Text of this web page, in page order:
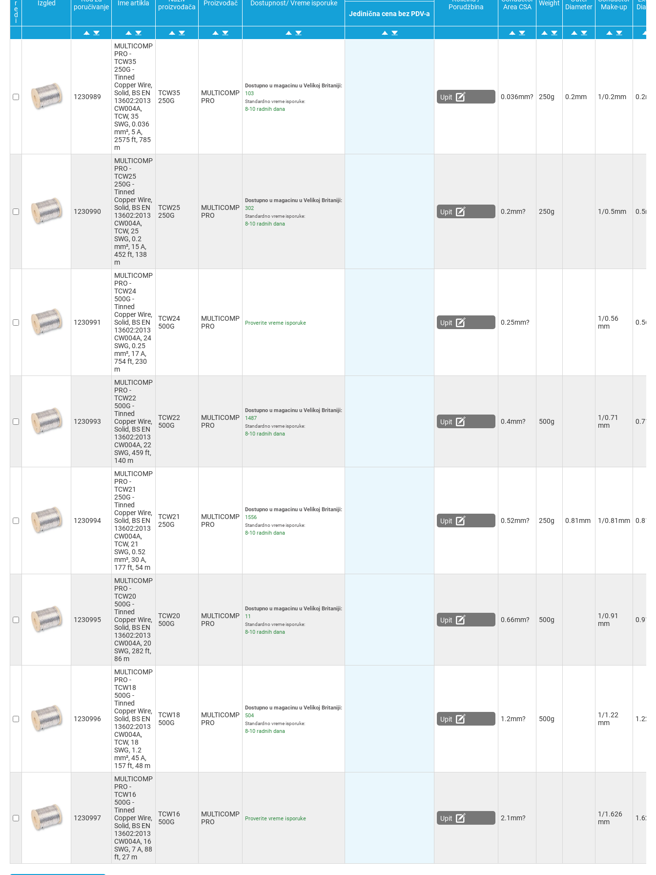
r
e
d
i
Izgled
poručivanje
Ime artikla
proizvođača
Proizvođač Dostupnost/ Vreme isporuke
Porudžbina
Area CSA
Weight
Diameter
Make-up
Jedinična cena bez PDV-a
1230989
MULTICOMP
PRO -
TCW35
250G -
Tinned
Copper Wire,
Solid, BS EN
13602:2013
CW004A,
TCW, 35
SWG, 0.036
mm², 5 A,
2575 ft, 785
m
TCW35
250G
MULTICOMP
PRO
Dostupno u magacinu u Velikoj Britaniji:
103
Standardno vreme isporuke:
8-10 radnih dana
Upit 0.036mm? 250g 0.2mm 1/0.2mm
1230990
MULTICOMP
PRO -
TCW25
250G -
Tinned
Copper Wire,
Solid, BS EN
13602:2013
CW004A,
TCW, 25
SWG, 0.2
mm², 15 A,
452 ft, 138
m
TCW25
250G
MULTICOMP
PRO
Dostupno u magacinu u Velikoj Britaniji:
302
Standardno vreme isporuke:
8-10 radnih dana
Upit 0.2mm? 250g 1/0.5mm
1230991
MULTICOMP
PRO -
TCW24
500G -
Tinned
Copper Wire,
Solid, BS EN
13602:2013
CW004A, 24
SWG, 0.25
mm², 17 A,
754 ft, 230
m
TCW24
500G
MULTICOMP
PRO
Proverite vreme isporuke Upit 0.25mm?
1/0.56
mm
1230993
MULTICOMP
PRO -
TCW22
500G -
Tinned
Copper Wire,
Solid, BS EN
13602:2013
CW004A, 22
SWG, 459 ft,
140 m
TCW22
500G
MULTICOMP
PRO
Dostupno u magacinu u Velikoj Britaniji:
1487
Standardno vreme isporuke:
8-10 radnih dana
Upit 0.4mm? 500g
1/0.71
mm
1230994
MULTICOMP
PRO -
TCW21
250G -
Tinned
Copper Wire,
Solid, BS EN
13602:2013
CW004A,
TCW, 21
SWG, 0.52
mm², 30 A,
177 ft, 54 m
TCW21
250G
MULTICOMP
PRO
Dostupno u magacinu u Velikoj Britaniji:
1556
Standardno vreme isporuke:
8-10 radnih dana
Upit 0.52mm? 250g 0.81mm 1/0.81mm
1230995
MULTICOMP
PRO -
TCW20
500G -
Tinned
Copper Wire,
Solid, BS EN
13602:2013
CW004A, 20
SWG, 282 ft,
86 m
TCW20
500G
MULTICOMP
PRO
Dostupno u magacinu u Velikoj Britaniji:
11
Standardno vreme isporuke:
8-10 radnih dana
Upit 0.66mm? 500g
1/0.91
mm
1230996
MULTICOMP
PRO -
TCW18
500G -
Tinned
Copper Wire,
Solid, BS EN
13602:2013
CW004A,
TCW, 18
SWG, 1.2
mm², 45 A,
157 ft, 48 m
TCW18
500G
MULTICOMP
PRO
Dostupno u magacinu u Velikoj Britaniji:
504
Standardno vreme isporuke:
8-10 radnih dana
Upit 1.2mm? 500g
1/1.22
mm
1230997
MULTICOMP
PRO -
TCW16
500G -
Tinned
Copper Wire,
Solid, BS EN
13602:2013
CW004A, 16
SWG, 7 A, 88
ft, 27 m
TCW16
500G
MULTICOMP
PRO
Proverite vreme isporuke Upit 2.1mm?
1/1.626
mm